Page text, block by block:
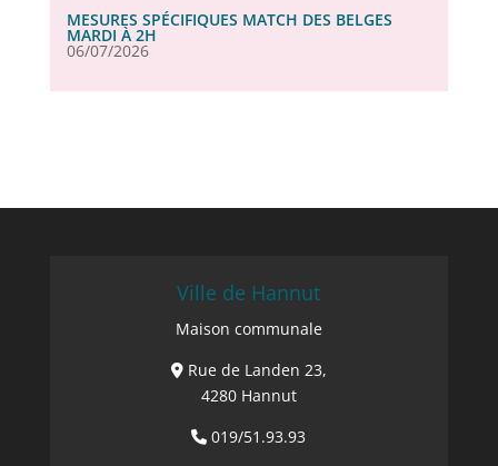
MESURES SPÉCIFIQUES MATCH DES BELGES
MARDI À 2H
06/07/2026
Ville de Hannut
Maison communale
Rue de Landen 23,
4280 Hannut
019/51.93.93